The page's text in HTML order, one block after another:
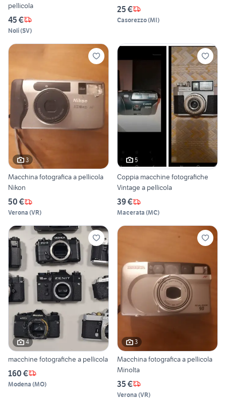
pellicola
45 €
Noli(SV)
25 €
Casorezzo(MI)
3
Macchina fotografica a pellicola
Nikon
50 €
Verona (VR)
5
Coppia macchine fotografiche
Vintage a pellicola
39 €
Macerata (MC)
4
macchine fotografiche a pellicola
160 €
Modena (MO)
3
Macchina fotografica a pellicola
Minolta
35 €
Verona (VR)